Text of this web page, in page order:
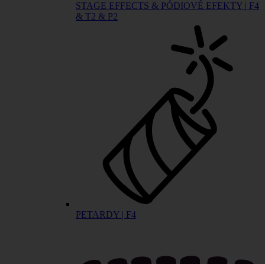
STAGE EFFECTS & PÓDIOVÉ EFEKTY | F4
& T2 & P2
PETARDY | F4